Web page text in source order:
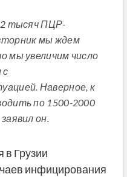
тысяч ПЦР-
мы ждем
мы увеличим число
с
Наверное, к
по 1500-2000
он.
в Грузии
инфицирования